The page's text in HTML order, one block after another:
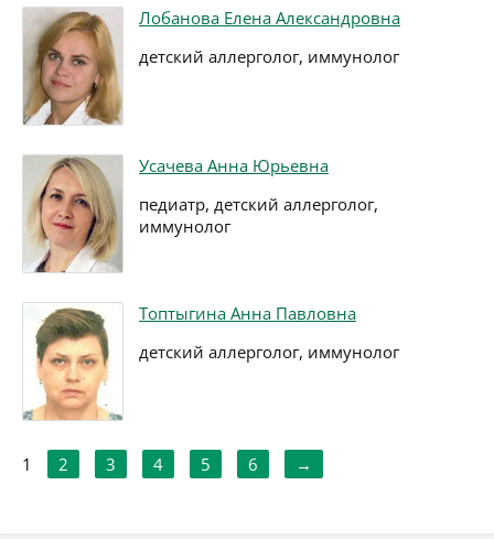
Лобанова Елена Александровна
детский аллерголог, иммунолог
Усачева Анна Юрьевна
педиатр, детский аллерголог,
иммунолог
Топтыгина Анна Павловна
детский аллерголог, иммунолог
1 2 3 4 5 6 →